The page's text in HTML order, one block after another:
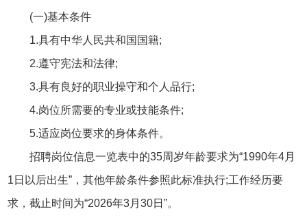
(一)基本条件
1.具有中华人民共和国国籍;
2.遵守宪法和法律;
3.具有良好的职业操守和个人品行;
4.岗位所需要的专业或技能条件;
5.适应岗位要求的身体条件。
招聘岗位信息一览表中的35周岁年龄要求为“1990年4月
1日以后出生”，其他年龄条件参照此标准执行;工作经历要
求，截止时间为“2026年3月30日”。